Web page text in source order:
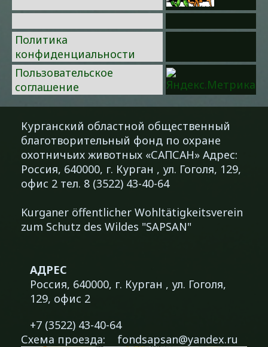
Политика
конфиденциальности
Пользовательское
соглашение
Курганский областной общественный
благотворительный фонд по охране
охотничьих животных «САПСАН» Адрес:
Россия, 640000, г. Курган , ул. Гоголя, 129,
офис 2 тел. 8 (3522) 43-40-64
Kurganer öffentlicher Wohltätigkeitsverein
zum Schutz des Wildes "SAPSAN"
АДРЕС
Россия, 640000, г. Курган , ул. Гоголя,
129, офис 2
+7 (3522) 43-40-64
fondsapsan@yandex.ru
Схема проезда: